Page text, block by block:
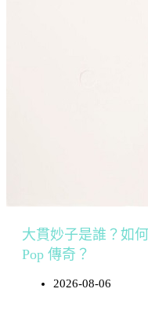
大貫妙子是誰？如
Pop 傳奇？
2026-08-06